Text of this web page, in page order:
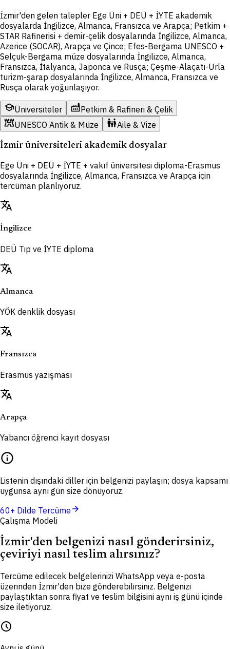
İzmir'den gelen talepler Ege Üni + DEÜ + İYTE akademik
dosyalarda İngilizce, Almanca, Fransızca ve Arapça; Petkim +
STAR Rafinerisi + demir-çelik dosyalarında İngilizce, Almanca,
Azerice (SOCAR), Arapça ve Çince; Efes-Bergama UNESCO +
Selçuk-Bergama müze dosyalarında İngilizce, Almanca,
Fransızca, İtalyanca, Japonca ve Rusça; Çeşme-Alaçatı-Urla
turizm-şarap dosyalarında İngilizce, Almanca, Fransızca ve
Rusça olarak yoğunlaşıyor.
schoolÜniversiteler factoryPetkim & Rafineri & Çelik
fortUNESCO Antik & Müze family_restroomAile & Vize
İzmir üniversiteleri akademik dosyalar
Ege Üni + DEÜ + İYTE + vakıf üniversitesi diploma-Erasmus
dosyalarında İngilizce, Almanca, Fransızca ve Arapça için
tercüman planlıyoruz.
translate
İngilizce
DEÜ Tıp ve İYTE diploma
translate
Almanca
YÖK denklik dosyası
translate
Fransızca
Erasmus yazışması
translate
Arapça
Yabancı öğrenci kayıt dosyası
info
Listenin dışındaki diller için belgenizi paylaşın; dosya kapsamı
uygunsa aynı gün size dönüyoruz.
60+ Dilde Tercüme arrow_forward
Çalışma Modeli
İzmir'den belgenizi nasıl gönderirsiniz,
çeviriyi nasıl teslim alırsınız?
Tercüme edilecek belgelerinizi WhatsApp veya e-posta
üzerinden İzmir'den bize gönderebilirsiniz. Belgenizi
paylaştıktan sonra fiyat ve teslim bilgisini aynı iş günü içinde
size iletiyoruz.
schedule